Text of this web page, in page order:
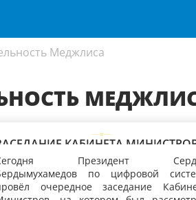
Меджлиса
КАБИНЕТА
Президент
по цифровой
очередное заседание